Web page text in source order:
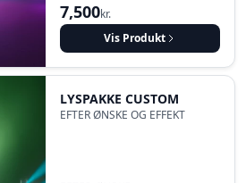
7,500kr.
Vis Produkt
LYSPAKKE CUSTOM
EFTER ØNSKE OG EFFEKT